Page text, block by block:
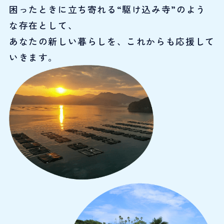
困ったときに立ち寄れる“駆け込み寺”のよう
な存在として、
あなたの新しい暮らしを、これからも応援して
いきます。